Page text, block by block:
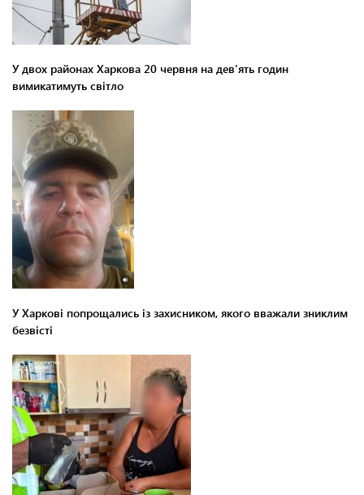
У двох районах Харкова 20 червня на дев'ять годин
вимикатимуть світло
У Харкові попрощались із захисником, якого вважали зниклим
безвісті